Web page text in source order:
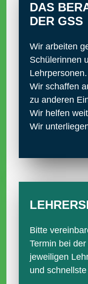
DAS
DER GSS
Wir arbeiten
Schülerinnen
Lehrpersonen.
Wir schaffen
zu anderen
Wir helfen
Wir
Bitte
Termin bei
jeweiligen
und